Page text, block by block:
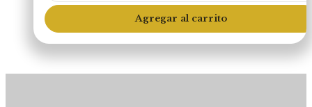
Caldo
(Libre
Pastoreo)
Agregar al carrito